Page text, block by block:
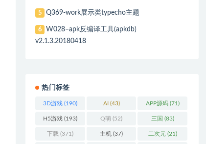
5 Q369-work展示类typecho主题
6
W028–apk反编译工具(apkdb)
v2.1.3.20180418
热门标签
3D游戏 (190) AI(43) APP源码(71)
H5游戏 (193) Q萌 (52) 三国 (83)
下载 (371) 主机 (37) 二次元(21)